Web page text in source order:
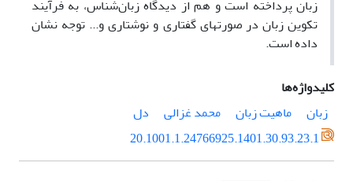
زبان پرداخته است و هم از دیدگاه زبان‌شناس، به فرآیند
تکوین زبان در صورت­های گفتاری و نوشتاری و... توجه نشان
داده است.
کلیدواژه‌ها
زبان
ماهیت زبان محمد غزالی
دل
20.1001.1.24766925.1401.30.93.23.1